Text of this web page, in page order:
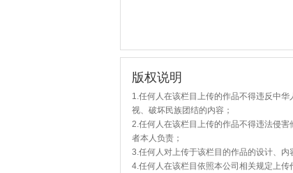
版权说明
1.任何人在该栏目上传的作品不得违反中
视、破坏民族团结的内容；
2.任何人在该栏目上传的作品不得违法侵
者本人负责；
3.任何人对上传于该栏目的作品的设计、内
4.任何人在该栏目依照本公司相关规定上